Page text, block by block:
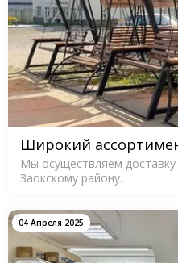
Широкий
Мы осуществляем
Заокскому району.
04 Апреля 2025